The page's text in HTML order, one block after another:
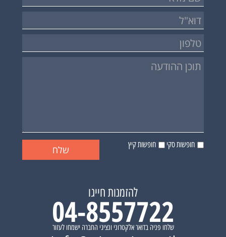
חופשות סקי חופשות קיץ
להזמנות חייגו
04-8557722
שלחו פניה בדואר אלקטרוני ונציגי החברה ישמחו לעזור